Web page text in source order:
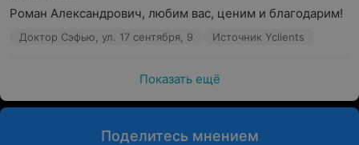
Роман Александрович, любим вас, ценим и благодарим!
Доктор Сэфью, ул. 17 сентября, 9 Источник Yclients
Показать ещё
Поделитесь мнением